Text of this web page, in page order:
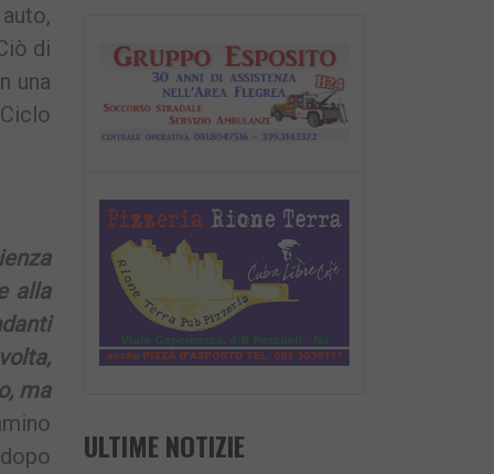
di
una
alla
ma
ULTIME NOTIZIE